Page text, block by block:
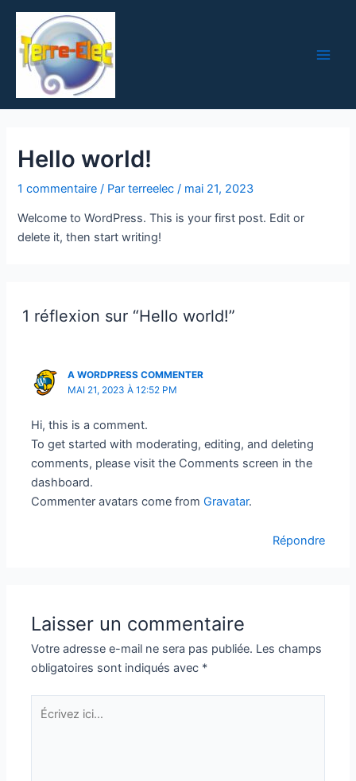
Aller
contenu
Hello world!
1 commentaire / Parterreelec/ mai 21, 2023
Welcome to WordPress. This is your first post. Edit or
delete it, then start writing!
1 réflexion sur “Hello world!”
A WORDPRESS COMMENTER
MAI 21, 2023 À 12:52 PM
Hi, this is a comment.
To get started with moderating, editing, and deleting
comments, please visit the Comments screen in the
dashboard.
Commenter avatars come fromGravatar.
Répondre
Laisser un commentaire
Votre adresse e-mail ne sera pas publiée. Les champs
obligatoires sont indiqués avec *
Écrivez
ici…